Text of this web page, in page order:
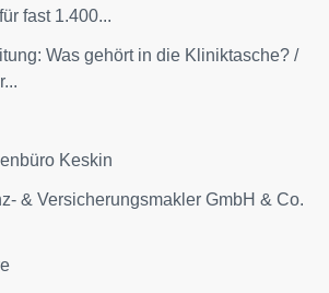
fast 1.400...
Was gehört in die Kliniktasche? /
Keskin
& Versicherungsmakler GmbH & Co.